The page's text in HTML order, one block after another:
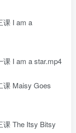
课 I am a
I am a star.mp4
课 Maisy Goes
课 The Itsy Bitsy